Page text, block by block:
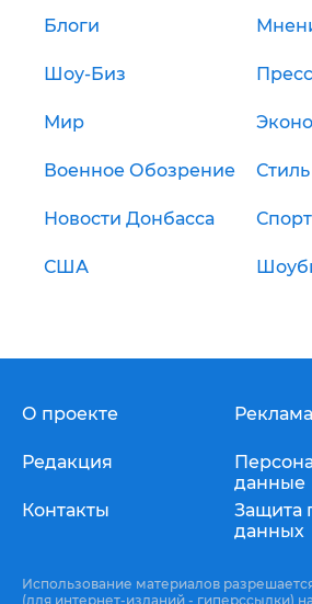
Блоги
Шоу-Биз
Мир
Военное Обозрение Стиль
Новости Донбасса Спорт
США
О проекте
Редакция
Контакты
Реклама
данные
Защита
данных
Использование материалов
(для интернет-изданий - гиперссылки)